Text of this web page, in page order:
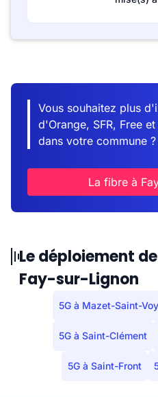
Vous souhaitez plus
d'Orange, SFR, Free
dans votre commune ?
La fibre à
Le déploiement
Fay-sur-Lignon
5G à Mazet-Saint-Voy
5G à Saint-Clément
5G à Saint-Front